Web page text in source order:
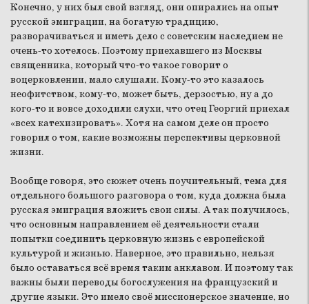
Конечно, у них был свой взгляд, они опирались на опыт
русской эмиграции, на богатую традицию,
разворачиваться и иметь дело с советским наследием не
очень-то хотелось. Поэтому приехавшего из Москвы
священника, который что-то такое говорит о
воцерковлении, мало слушали. Кому-то это казалось
неофитством, кому-то, может быть, дерзостью, ну а до
кого-то и вовсе доходили слухи, что отец Георгий приехал
«всех катехизировать». Хотя на самом деле он просто
говорил о том, какие возможны перспективы церковной
жизни.
Вообще говоря, это сюжет очень поучительный, тема для
отдельного большого разговора о том, куда должна была
русская эмиграция вложить свои силы. А так получилось,
что основным направлением её деятельности стали
попытки соединить церковную жизнь с европейской
культурой и жизнью. Наверное, это правильно, нельзя
было оставаться всё время таким анклавом. И поэтому так
важны были переводы богослужения на французский и
другие языки. Это имело своё миссионерское значение, но